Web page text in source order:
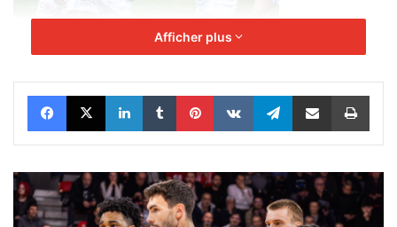
Afficher plus
Facebook
X LinkedinTumblrPinterestVKontakteTelegramPartager par email